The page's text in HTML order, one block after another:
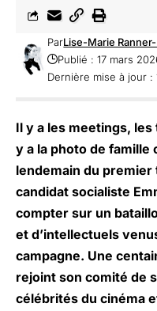
Dernière mise à jour :
ParLise-Marie
Publié : 17 mars
Il y a les meetings,
y a la photo de famille
lendemain du
candidat socialiste
compter sur un
et d’intellectuels
campagne. Une
rejoint son comité de
célébrités du cinéma